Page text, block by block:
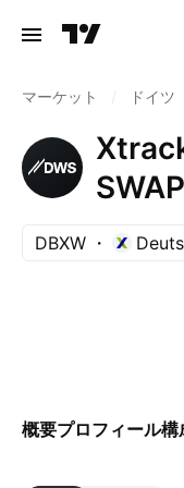
マーケット ドイツ
DBXW
概要プロフィール構